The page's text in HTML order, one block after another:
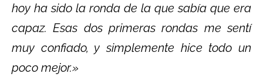
hoy ha sido la ronda de la que sabía que era
capaz. Esas dos primeras rondas me sentí
muy confiado, y simplemente hice todo un
poco mejor.»